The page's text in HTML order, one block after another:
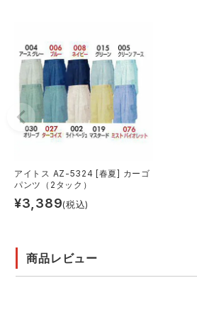
アイトス AZ-5324 [春夏] カーゴ
パンツ（2タック）
¥3,389(税込)
商品レビュー